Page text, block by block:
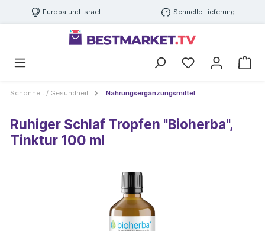
Europa und Israel Schnelle Lieferung
Schönheit / Gesundheit Nahrungsergänzungsmittel
Ruhiger Schlaf Tropfen "Bioherba",
Tinktur 100 ml